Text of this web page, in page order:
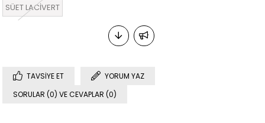
SÜET LACİVERT
TAVSIYE ET
YORUM YAZ
SORULAR (0) VE CEVAPLAR (0)